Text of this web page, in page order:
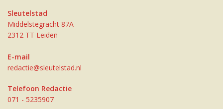
Sleutelstad
Middelstegracht 87A
2312 TT Leiden
E-mail
redactie@sleutelstad.nl
Telefoon Redactie
071 - 5235907